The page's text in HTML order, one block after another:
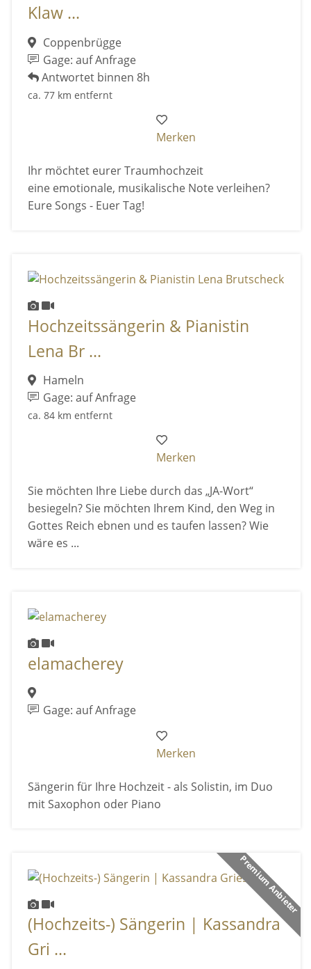
Klaw ...
Coppenbrügge
Gage: auf Anfrage
Antwortet binnen 8h
ca. 77 km entfernt
Merken
Ihr möchtet eurer Traumhochzeit
eine emotionale, musikalische Note verleihen?
Eure Songs - Euer Tag!
Hochzeitssängerin & Pianistin
Lena Br ...
Hameln
Gage: auf Anfrage
ca. 84 km entfernt
Merken
Sie möchten Ihre Liebe durch das „JA-Wort“
besiegeln? Sie möchten Ihrem Kind, den Weg in
Gottes Reich ebnen und es taufen lassen? Wie
wäre es ...
elamacherey
Gage: auf Anfrage
Merken
Sängerin für Ihre Hochzeit - als Solistin, im Duo
mit Saxophon oder Piano
Premium Anbieter
(Hochzeits-) Sängerin | Kassandra
Gri ...